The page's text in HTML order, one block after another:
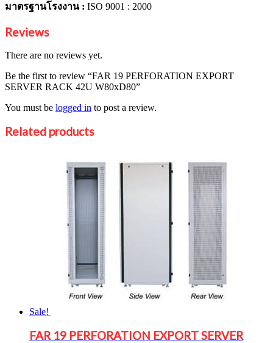
มาตรฐานโรงงาน : ISO 9001 : 2000
Reviews
There are no reviews yet.
Be the first to review “FAR 19 PERFORATION EXPORT
SERVER RACK 42U W80xD80”
You must be logged in to post a review.
Related products
Sale!
FAR 19 PERFORATION EXPORT SERVER